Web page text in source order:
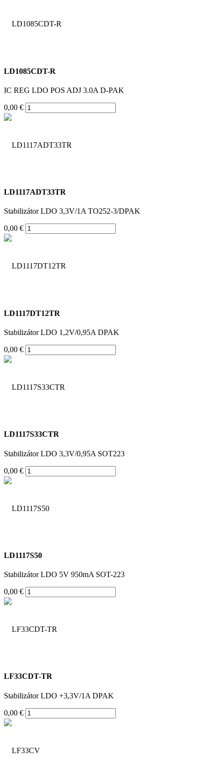
LD1085CDT-R
IC REG LDO POS ADJ 3.0A D-PAK
0,00 €
LD1117ADT33TR
Stabilizátor LDO 3,3V/1A TO252-3/DPAK
0,00 €
LD1117DT12TR
Stabilizátor LDO 1,2V/0,95A DPAK
0,00 €
LD1117S33CTR
Stabilizátor LDO 3,3V/0,95A SOT223
0,00 €
LD1117S50
Stabilizátor LDO 5V 950mA SOT-223
0,00 €
LF33CDT-TR
Stabilizátor LDO +3,3V/1A DPAK
0,00 €